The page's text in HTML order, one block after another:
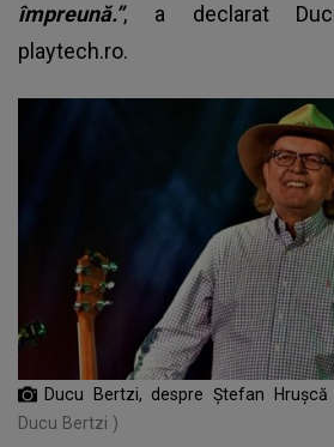
împreună.”, a declarat
playtech.ro.
Ducu Bertzi, despre Ștefan Hrușcă
Ducu Bertzi )